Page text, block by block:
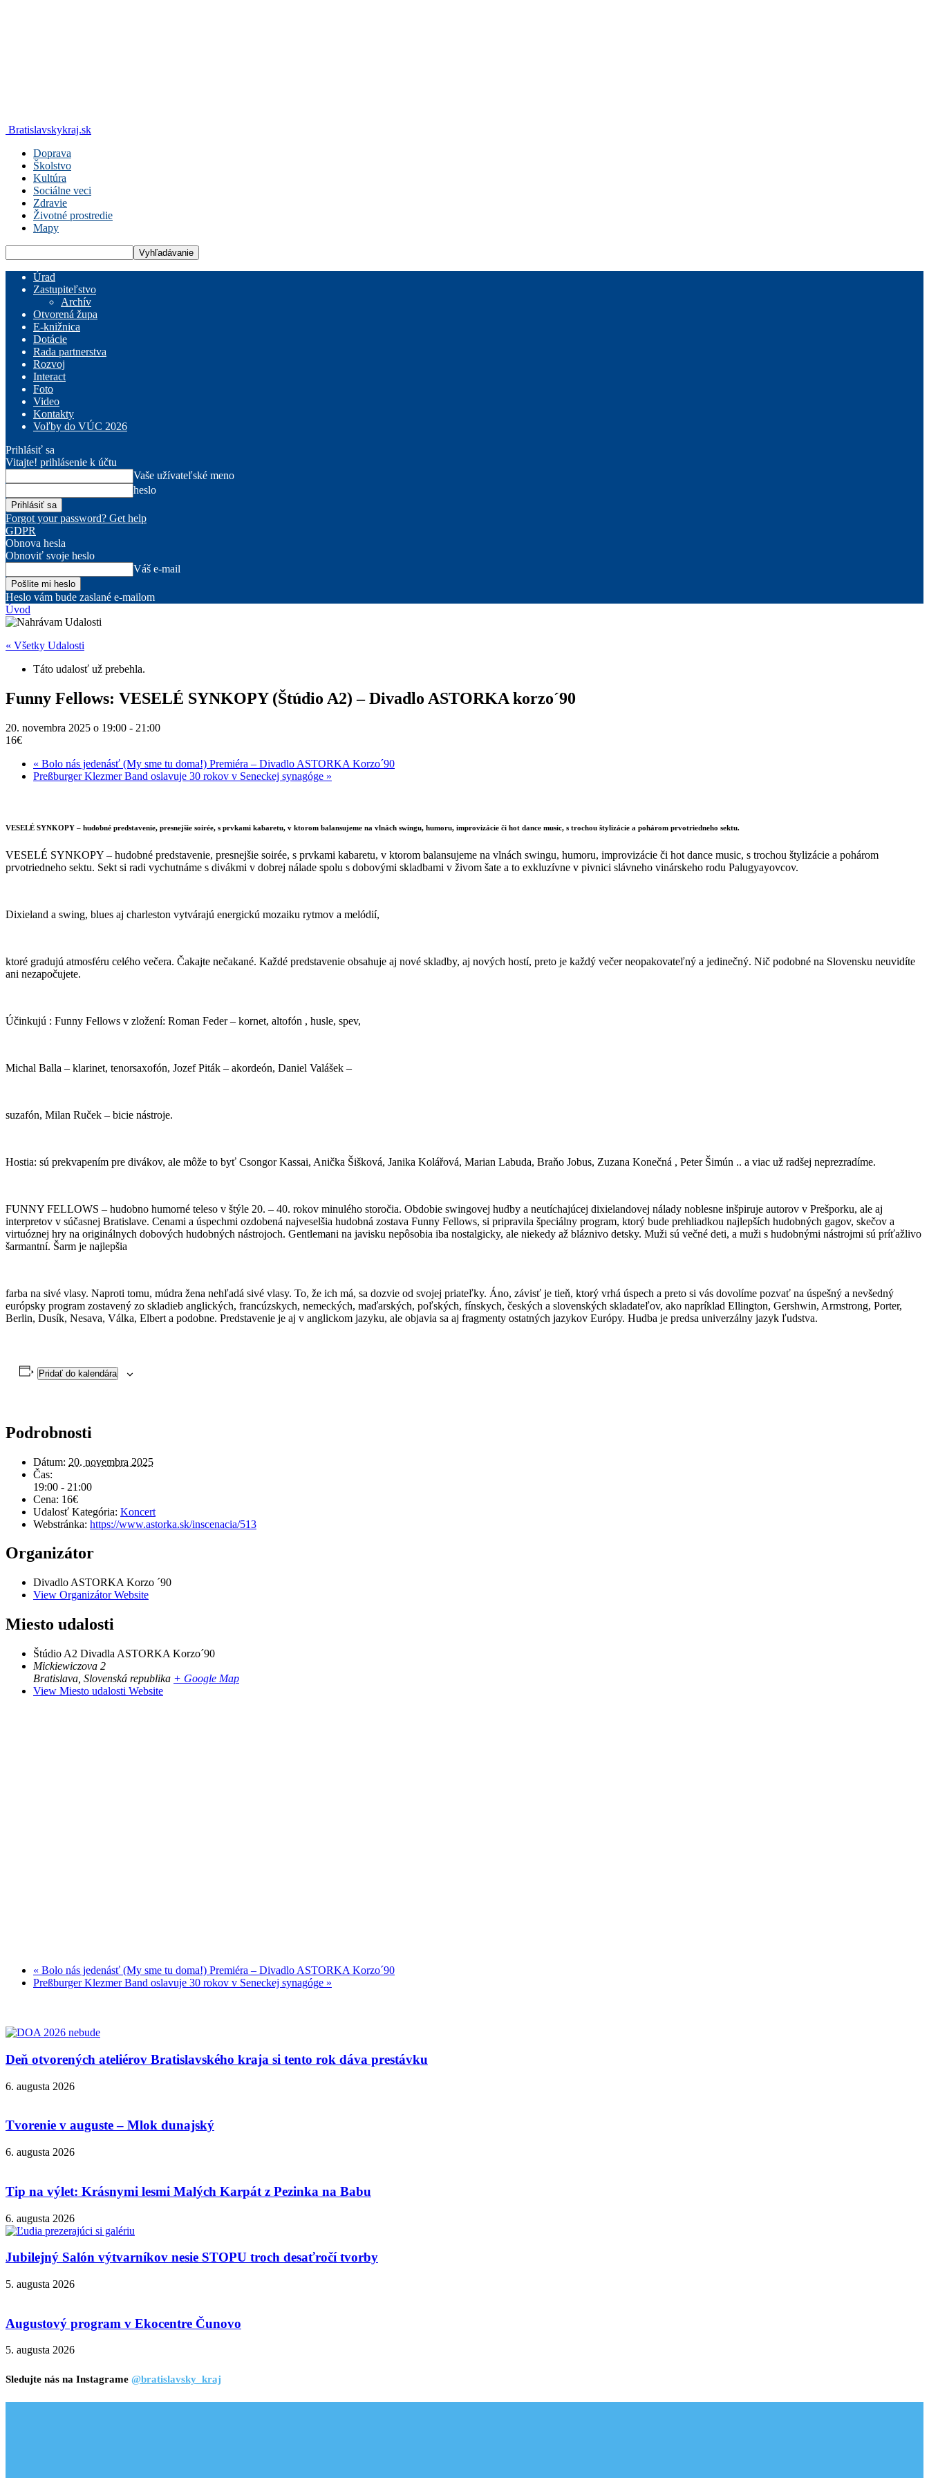
Bratislavskykraj.sk
Doprava
Školstvo
Kultúra
Sociálne veci
Zdravie
Životné prostredie
Mapy
Úrad
Zastupiteľstvo
Archív
Otvorená župa
E-knižnica
Dotácie
Rada partnerstva
Rozvoj
Interact
Foto
Video
Kontakty
Voľby do VÚC 2026
Prihlásiť sa
Vitajte! prihlásenie k účtu
Vaše užívateľské meno
heslo
Forgot your password? Get help
GDPR
Obnova hesla
Obnoviť svoje heslo
Váš e-mail
Heslo vám bude zaslané e-mailom
Úvod
« Všetky Udalosti
Táto udalosť už prebehla.
Funny Fellows: VESELÉ SYNKOPY (Štúdio A2) – Divadlo ASTORKA korzo´90
20. novembra 2025 o 19:00 - 21:00
16€
« Bolo nás jedenásť (My sme tu doma!) Premiéra – Divadlo ASTORKA Korzo´90
Preßburger Klezmer Band oslavuje 30 rokov v Seneckej synagóge »
VESELÉ SYNKOPY – hudobné predstavenie, presnejšie soirée, s prvkami kabaretu, v ktorom balansujeme na vlnách swingu, humoru, improvizácie či hot dance music, s trochou štylizácie a pohárom prvotriedneho sektu.
VESELÉ SYNKOPY – hudobné predstavenie, presnejšie soirée, s prvkami kabaretu, v ktorom balansujeme na vlnách swingu, humoru, improvizácie či hot dance music, s trochou štylizácie a pohárom
prvotriedneho sektu. Sekt si radi vychutnáme s divákmi v dobrej nálade spolu s dobovými skladbami v živom šate a to exkluzívne v pivnici slávneho vinárskeho rodu Palugyayovcov.
Dixieland a swing, blues aj charleston vytvárajú energickú mozaiku rytmov a melódií,
ktoré gradujú atmosféru celého večera. Čakajte nečakané. Každé predstavenie obsahuje aj nové skladby, aj nových hostí, preto je každý večer neopakovateľný a jedinečný. Nič podobné na Slovensku neuvidíte
ani nezapočujete.
Účinkujú : Funny Fellows v zložení: Roman Feder – kornet, altofón , husle, spev,
Michal Balla – klarinet, tenorsaxofón, Jozef Piták – akordeón, Daniel Valášek –
suzafón, Milan Ruček – bicie nástroje.
Hostia: sú prekvapením pre divákov, ale môže to byť Csongor Kassai, Anička Šišková, Janika Kolářová, Marian Labuda, Braňo Jobus, Zuzana Konečná , Peter Šimún .. a viac už radšej neprezradíme.
FUNNY FELLOWS – hudobno humorné teleso v štýle 20. – 40. rokov minulého storočia. Obdobie swingovej hudby a neutíchajúcej dixielandovej nálady noblesne inšpiruje autorov v Prešporku, ale aj
interpretov v súčasnej Bratislave. Cenami a úspechmi ozdobená najveselšia hudobná zostava Funny Fellows, si pripravila špeciálny program, ktorý bude prehliadkou najlepších hudobných gagov, skečov a
virtuóznej hry na originálnych dobových hudobných nástrojoch. Gentlemani na javisku nepôsobia iba nostalgicky, ale niekedy až bláznivo detsky. Muži sú večné deti, a muži s hudobnými nástrojmi sú príťažlivo
šarmantní. Šarm je najlepšia
farba na sivé vlasy. Naproti tomu, múdra žena nehľadá sivé vlasy. To, že ich má, sa dozvie od svojej priateľky. Áno, závisť je tieň, ktorý vrhá úspech a preto si vás dovolíme pozvať na úspešný a nevšedný
európsky program zostavený zo skladieb anglických, francúzskych, nemeckých, maďarských, poľských, fínskych, českých a slovenských skladateľov, ako napríklad Ellington, Gershwin, Armstrong, Porter,
Berlin, Dusík, Nesava, Válka, Elbert a podobne. Predstavenie je aj v anglickom jazyku, ale objavia sa aj fragmenty ostatných jazykov Európy. Hudba je predsa univerzálny jazyk ľudstva.
Pridať do kalendára
Podrobnosti
Dátum: 20. novembra 2025
Čas:
19:00 - 21:00
Cena: 16€
Udalosť Kategória: Koncert
Webstránka: https://www.astorka.sk/inscenacia/513
Organizátor
Divadlo ASTORKA Korzo ´90
View Organizátor Website
Miesto udalosti
Štúdio A2 Divadla ASTORKA Korzo´90
Mickiewiczova 2
Bratislava Slovenská republika + Google Map
View Miesto udalosti Website
« Bolo nás jedenásť (My sme tu doma!) Premiéra – Divadlo ASTORKA Korzo´90
Preßburger Klezmer Band oslavuje 30 rokov v Seneckej synagóge »
Deň otvorených ateliérov Bratislavského kraja si tento rok dáva prestávku
6. augusta 2026
Tvorenie v auguste – Mlok dunajský
6. augusta 2026
Tip na výlet: Krásnymi lesmi Malých Karpát z Pezinka na Babu
6. augusta 2026
Jubilejný Salón výtvarníkov nesie STOPU troch desaťročí tvorby
5. augusta 2026
Augustový program v Ekocentre Čunovo
5. augusta 2026
Sledujte nás na Instagrame @bratislavsky_kraj